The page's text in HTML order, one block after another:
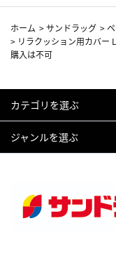
ホーム >サンドラッグ >
> リラクッション用カバー
購入は不可
カテゴリを選ぶ
ジャンルを選ぶ